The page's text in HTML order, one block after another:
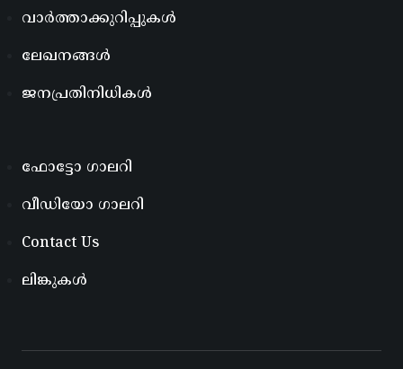
വാർത്താക്കുറിപ്പുകൾ
ലേഖനങ്ങൾ
ജനപ്രതിനിധികൾ
ഫോട്ടോ ഗാലറി
വീഡിയോ ഗാലറി
Contact Us
ലിങ്കുകൾ